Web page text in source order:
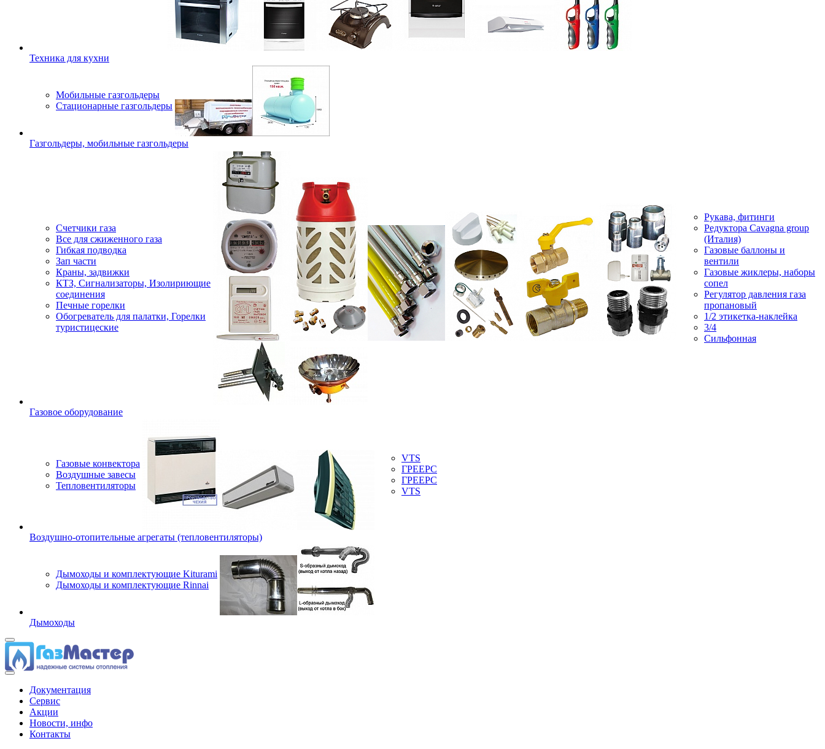
Техника для кухни
Мобильные газгольдеры
Стационарные газгольдеры
Газгольдеры, мобильные газгольдеры
Счетчики газа
Все для сжиженного газа
Гибкая подводка
Зап части
Краны, задвижки
КТЗ, Сигнализаторы, Изолириющие
соединения
Печные горелки
Обогреватель для палатки, Горелки
туристицеские
Рукава, фитинги
Редуктора Cavagna group
(Италия)
Газовые баллоны и
вентили
Газовые жиклеры, наборы
сопел
Регулятор давления газа
пропановый
1/2 этикетка-наклейка
3/4
Сильфонная
Газовое оборудование
Газовые конвектора
Воздушные завесы
Тепловентиляторы
VTS
ГРЕЕРС
ГРЕЕРС
VTS
Воздушно-отопительные агрегаты (тепловентиляторы)
Дымоходы и комплектующие Kiturami
Дымоходы и комплектующие Rinnai
Дымоходы
Документация
Сервис
Акции
Новости, инфо
Контакты